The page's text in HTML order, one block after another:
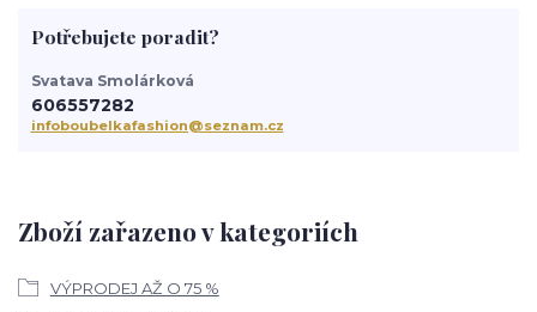
Zboží zařazeno v kategoriích
VÝPRODEJ AŽ O 75 %
Potřebujete poradit?
Svatava Smolárková
606557282
infoboubelkafashion@seznam.cz